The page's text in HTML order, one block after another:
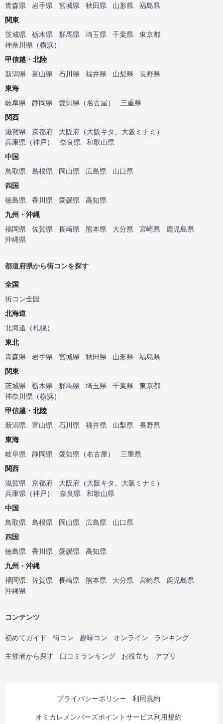
青森県
岩手県 宮城県 秋田県 山形県
福島県
関東
茨城県
栃木県 群馬県 埼玉県 千葉県
東京都
神奈川県 （横浜）
甲信越・北陸
新潟県
富山県 石川県 福井県 山梨県
長野県
東海
岐阜県
静岡県 愛知県 （名古屋）
三重県
関西
滋賀県
京都府 大阪府 （大阪キタ 大阪ミナミ ）
兵庫県 （神戸） 奈良県
和歌山県
中国
鳥取県
島根県 岡山県 広島県
山口県
四国
徳島県
香川県 愛媛県
高知県
九州・沖縄
福岡県
佐賀県 長崎県 熊本県 大分県 宮崎県
鹿児島県
沖縄県
都道府県から街コンを探す
全国
街コン全国
北海道
北海道 （札幌）
東北
青森県
岩手県 宮城県 秋田県 山形県
福島県
関東
茨城県
栃木県 群馬県 埼玉県 千葉県
東京都
神奈川県 （横浜）
甲信越・北陸
新潟県
富山県 石川県 福井県 山梨県
長野県
東海
岐阜県
静岡県 愛知県 （名古屋）
三重県
関西
滋賀県
京都府 大阪府 （大阪キタ 大阪ミナミ ）
兵庫県 （神戸） 奈良県
和歌山県
中国
鳥取県
島根県 岡山県 広島県
山口県
四国
徳島県
香川県 愛媛県
高知県
九州・沖縄
福岡県
佐賀県 長崎県 熊本県 大分県 宮崎県
鹿児島県
沖縄県
コンテンツ
初めてガイド 街コン 趣味コン オンライン ランキング
主催者から探す 口コミランキング お役立ち アプリ
プライバシーポリシー 利用規約
オミカレメンバーズポイントサービス利用規約